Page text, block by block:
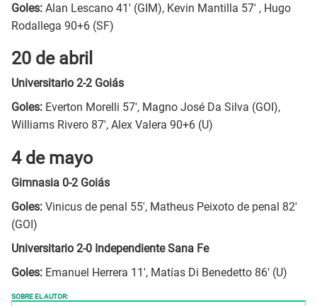
Goles: Alan Lescano 41' (GIM), Kevin Mantilla 57' , Hugo
Rodallega 90+6 (SF)
20 de abril
Universitario 2-2 Goiás
Goles: Everton Morelli 57', Magno José Da Silva (GOI),
Williams Rivero 87', Alex Valera 90+6 (U)
4 de mayo
Gimnasia 0-2 Goiás
Goles: Vinicus de penal 55', Matheus Peixoto de penal 82'
(GOI)
Universitario 2-0 Independiente Sana Fe
Goles: Emanuel Herrera 11', Matías Di Benedetto 86' (U)
SOBRE EL AUTOR: